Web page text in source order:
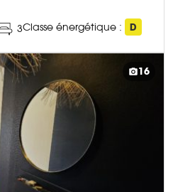
3Classe énergétique : D
16